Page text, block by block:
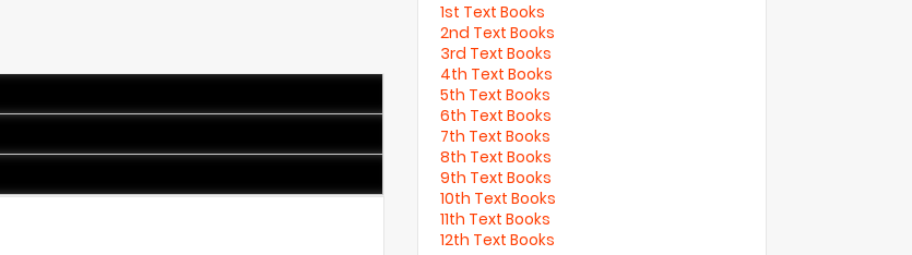
1st Text Books
2nd Text Books
3rd Text Books
4th Text Books
5th Text Books
6th Text Books
7th Text Books
8th Text Books
9th Text Books
10th Text Books
11th Text Books
12th Text Books